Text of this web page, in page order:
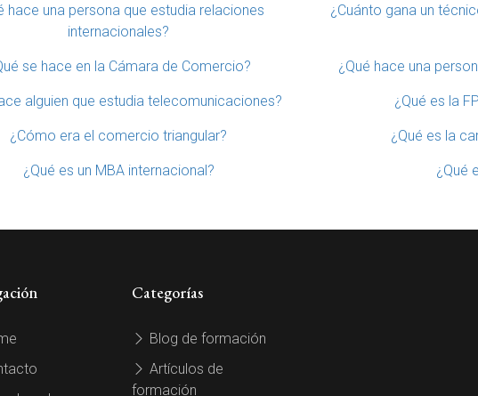
hace una persona que estudia relaciones
internacionales?
¿Cuánto gana un
se hace en la Cámara de Comercio? ¿Qué hace una
alguien que estudia telecomunicaciones? ¿Qué es la
¿Cómo era el comercio triangular? ¿Qué es la
¿Qué es un MBA internacional? ¿Qué
Categorías
Blog de formación
Artículos de
formación